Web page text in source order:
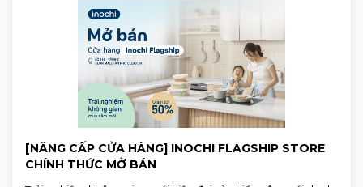
[NÂNG CẤP CỬA HÀNG] INOCHI FLAGSHIP STORE
CHÍNH THỨC MỞ BÁN